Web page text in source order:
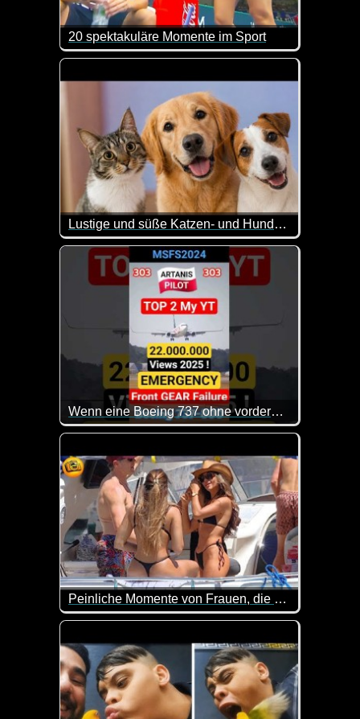
20 spektakuläre Momente im Sport
Was man nicht so alles beim Sport sehen kann, ist
Lustige und süße Katzen- und Hundevideos
Ein weiterer Teil dieser lustigen Videos mit
Wenn eine Boeing 737 ohne vorderes Rad landen muss
Peinliche Momente von Frauen, die auf Video festgehalten wurden
Ja, manchmal würde man sich wünschen, es